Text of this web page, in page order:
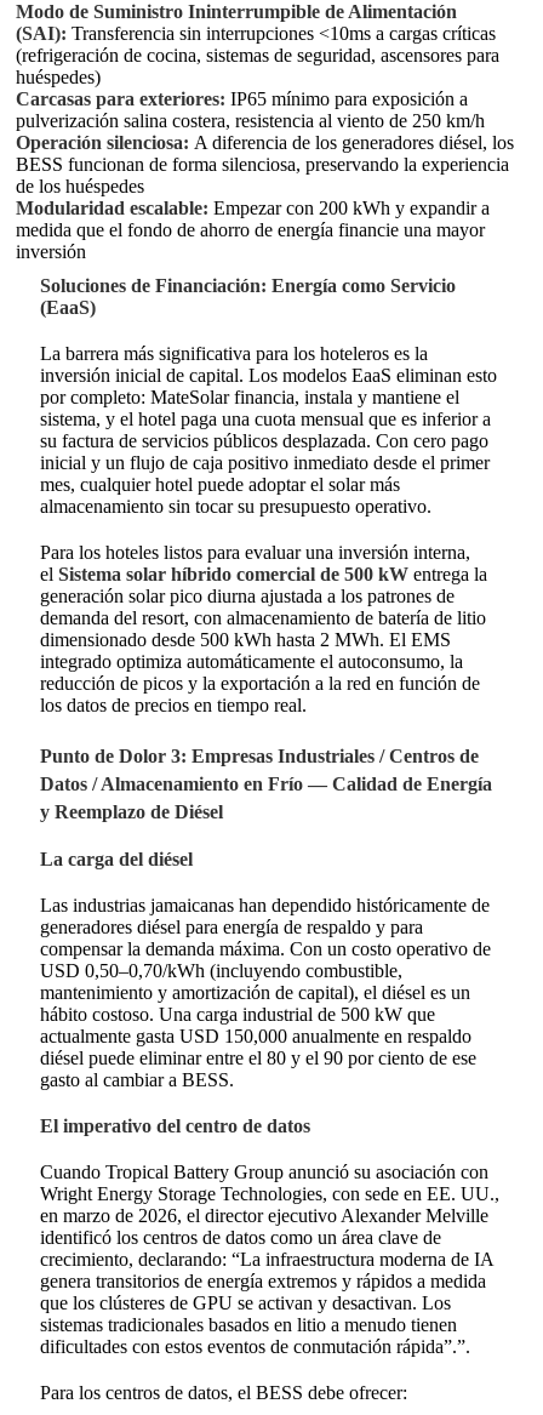
Modo de Suministro Ininterrumpible de Alimentación
(SAI): Transferencia sin interrupciones <10ms a cargas críticas
(refrigeración de cocina, sistemas de seguridad, ascensores para
huéspedes)
Carcasas para exteriores: IP65 mínimo para exposición a
pulverización salina costera, resistencia al viento de 250 km/h
Operación silenciosa: A diferencia de los generadores diésel, los
BESS funcionan de forma silenciosa, preservando la experiencia
de los huéspedes
Modularidad escalable: Empezar con 200 kWh y expandir a
medida que el fondo de ahorro de energía financie una mayor
inversión
Soluciones de Financiación: Energía como Servicio
(EaaS)
La barrera más significativa para los hoteleros es la
inversión inicial de capital. Los modelos EaaS eliminan esto
por completo: MateSolar financia, instala y mantiene el
sistema, y el hotel paga una cuota mensual que es inferior a
su factura de servicios públicos desplazada. Con cero pago
inicial y un flujo de caja positivo inmediato desde el primer
mes, cualquier hotel puede adoptar el solar más
almacenamiento sin tocar su presupuesto operativo.
Para los hoteles listos para evaluar una inversión interna,
elSistema solar híbrido comercial de 500 kW entrega la
generación solar pico diurna ajustada a los patrones de
demanda del resort, con almacenamiento de batería de litio
dimensionado desde 500 kWh hasta 2 MWh. El EMS
integrado optimiza automáticamente el autoconsumo, la
reducción de picos y la exportación a la red en función de
los datos de precios en tiempo real.
Punto de Dolor 3: Empresas Industriales / Centros de
Datos / Almacenamiento en Frío — Calidad de Energía
y Reemplazo de Diésel
La carga del diésel
Las industrias jamaicanas han dependido históricamente de
generadores diésel para energía de respaldo y para
compensar la demanda máxima. Con un costo operativo de
USD 0,50–0,70/kWh (incluyendo combustible,
mantenimiento y amortización de capital), el diésel es un
hábito costoso. Una carga industrial de 500 kW que
actualmente gasta USD 150,000 anualmente en respaldo
diésel puede eliminar entre el 80 y el 90 por ciento de ese
gasto al cambiar a BESS.
El imperativo del centro de datos
Cuando Tropical Battery Group anunció su asociación con
Wright Energy Storage Technologies, con sede en EE. UU.,
en marzo de 2026, el director ejecutivo Alexander Melville
identificó los centros de datos como un área clave de
crecimiento, declarando: “La infraestructura moderna de IA
genera transitorios de energía extremos y rápidos a medida
que los clústeres de GPU se activan y desactivan. Los
sistemas tradicionales basados en litio a menudo tienen
dificultades con estos eventos de conmutación rápida”.”.
Para los centros de datos, el BESS debe ofrecer: